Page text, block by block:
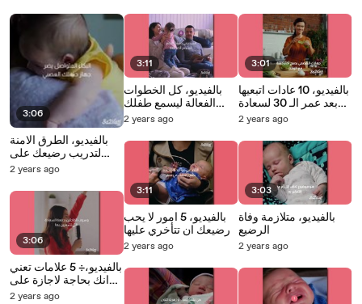
3:06
بالفيديو، الطرق الامنة
لتدريب رضيعك على
النوم في الليل بسرعة
2 years ago
3:06
بالفيديو،÷ 5 علامات تعني
انك بحاجة لاجازة على
كوكب اخر يا ماما
2 years ago
3:11
بالفيديو، كل الخطوات
الفعالة ليسمع طفلك
كلامك بدون صراخ
2 years ago
3:11
بالفيديو، 5 امور لا يحب
رضيعك ان تتأخري عليها
2 years ago
3:01
بالفيديو، 10 عادات اتبعيها
بعد عمر الـ 30 لسعادة
مطلقة
2 years ago
3:03
بالفيديو، متلازمة وفاة
الرضيع
2 years ago